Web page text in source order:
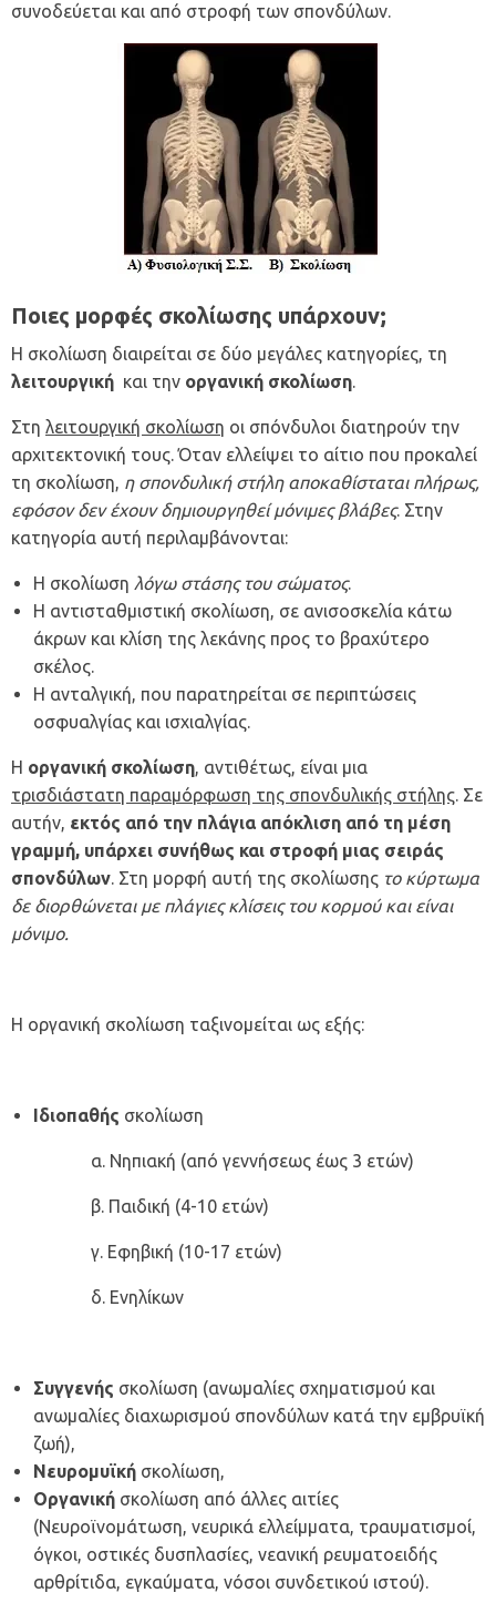
συνοδεύεται και από στροφή των σπονδύλων.
Ποιες μορφές σκολίωσης υπάρχουν;
Η σκολίωση διαιρείται σε δύο μεγάλες κατηγορίες, τη
λειτουργική και την οργανική σκολίωση.
Στη λειτουργική σκολίωση οι σπόνδυλοι διατηρούν την
αρχιτεκτονική τους. Όταν ελλείψει το αίτιο που προκαλεί
τη σκολίωση, η σπονδυλική στήλη αποκαθίσταται πλήρως,
εφόσον δεν έχουν δημιουργηθεί μόνιμες βλάβες. Στην
κατηγορία αυτή περιλαμβάνονται:
Η σκολίωση λόγω στάσης του σώματος.
Η αντισταθμιστική σκολίωση, σε ανισοσκελία κάτω
άκρων και κλίση της λεκάνης προς το βραχύτερο
σκέλος.
Η ανταλγική, που παρατηρείται σε περιπτώσεις
οσφυαλγίας και ισχιαλγίας.
Η οργανική σκολίωση, αντιθέτως, είναι μια
τρισδιάστατη παραμόρφωση της σπονδυλικής στήλης. Σε
αυτήν, εκτός από την πλάγια απόκλιση από τη μέση
γραμμή, υπάρχει συνήθως και στροφή μιας σειράς
σπονδύλων. Στη μορφή αυτή της σκολίωσης το κύρτωμα
δε διορθώνεται με πλάγιες κλίσεις του κορμού και είναι
μόνιμο.
Η οργανική σκολίωση ταξινομείται ως εξής:
Ιδιοπαθής σκολίωση
α. Νηπιακή (από γεννήσεως έως 3 ετών)
β. Παιδική (4-10 ετών)
γ. Εφηβική (10-17 ετών)
δ. Ενηλίκων
Συγγενής σκολίωση (ανωμαλίες σχηματισμού και
ανωμαλίες διαχωρισμού σπονδύλων κατά την εμβρυϊκή
ζωή),
Νευρομυϊκή σκολίωση,
Οργανική σκολίωση από άλλες αιτίες
(Νευροϊνομάτωση, νευρικά ελλείμματα, τραυματισμοί,
όγκοι, οστικές δυσπλασίες, νεανική ρευματοειδής
αρθρίτιδα, εγκαύματα, νόσοι συνδετικού ιστού).